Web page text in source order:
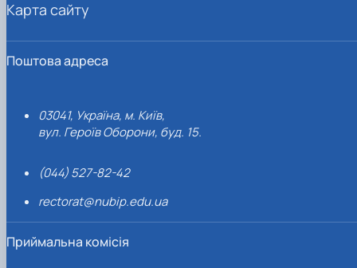
Поштова адреса
03041, Україна, м. Київ,
вул. Героїв Оборони, буд. 15.
(044) 527-82-42
rectorat@nubip.edu.ua
Приймальна комісія
Карта сайту